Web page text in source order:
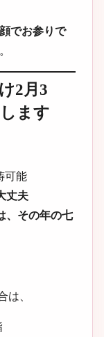
でお参りで
2月3
ます
可能
丈夫
、その年の七
、